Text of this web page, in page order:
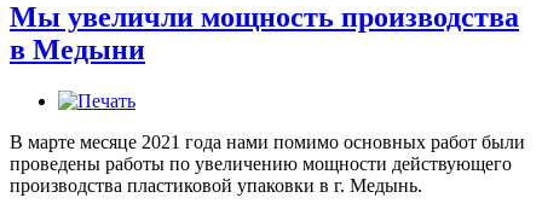
Мы увеличли мощность производства
в Медыни
В марте месяце 2021 года нами помимо основных работ были
проведены работы по увеличению мощности действующего
производства пластиковой упаковки в г. Медынь.